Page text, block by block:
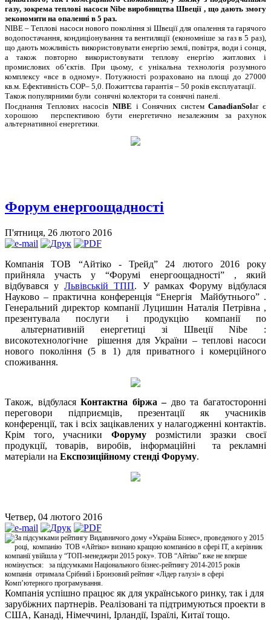
газу, зокрема теплові насоси Nibe виробництва Швеції , що дають змогу
зекономити на опаленні в 5 раз.
NIBE – Теплові насоси нового покоління зі Швеції для опалення та гарячого
водопостачання, кондиціонування та вентиляції (економніше за газ в 5 раз),
що дають можливість використовувати енергію землі, повітря, води і сонця,
а також повторно використовувати теплову енергію житлових і
промислових об’єктів. При цьому, є унікальна технологія розумного
комплексу «все в одному». Потужності розраховано на площі до 27000
кв.м. Ефективність COP– 5,0. Пожиттєва гарантія – 50 років експлуатації.
Також популярними були сонячні колектори та сонячні панелі.
Поєднання Теплових насосів NIBE і Сонячних системCanadianSolar є
хорошою перспективою бути енергетично незалежним за рахунок
альтернативної енергетики
Форум енергоощадності
П'ятниця, 26 лютого 2016
Компанія ТОВ “Айтіко - Трейд” 24 лютого 2016 року
прийняла участь у “Форумі енергоощадності” , який
відбувався уЛьвівській ТПП. У рамках Форуму відбулася
Науково – практична конференція “Енергія Майбутнього” .
Генеральний директор компанії Луцишин Наталія Петрівна ,
презентувала послуги і продукцію компанії по
альтернативній енергетиці зі Швеції Nibe :
високотехнологічне рішення для України – теплові насоси
нового покоління (5 в 1) для приватного і комерційного
споживання.
Також, відбуласяКонтактна біржа – дво та багатосторонні
переговори підприємців, презентації як учасників
конференції, так і всіх зацікавлених у налагодженні контактів.
Крім того, учасники Форуму розмістили зразки своєї
продукції, товарів, виробів, інформаційні та рекламні
матеріали на Експозиційному стенді Форуму.
Четвер, 04 лютого 2016
За підсумками рейтингу Видавничого дому «Україна Бізнес», проведеного у 2015
році, компанію ТОВ «Айтіко» визнано кращою компанією в сфері ІТ, а керівник
компанії увійшла у “ТОП-менеджери 2015 року». ТОВ “Айтіко” вже не вперше
номінується: за підсумками Національного бізнес-рейтингу 2014-2015 років
компанія отримала Срібний і Бронзовий рейтинг «Лідер галузі» в сфері
Комп’ютерного програмування.
Компанія успішно працює як для українського ринку, так і для
зарубіжних партнерів. Реалізовані та підтримуються проекти в
США, Канаді, Німеччині, Ірландії, Ізраїлі, Китаї тощо.